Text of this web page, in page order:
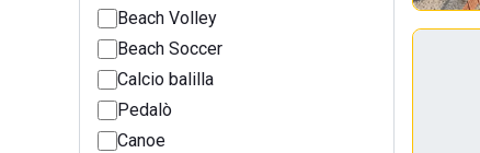
Beach Volley
Beach Soccer
Calcio balilla
Pedalò
Canoe